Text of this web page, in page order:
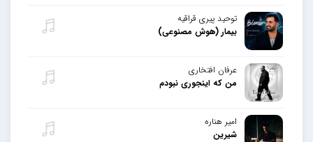
توحید پیری قراقیه
بیمار (هوش مصنوعی)
عرفان افتخاری
من که اینجوری نبودم
امیر هناره
شیرین